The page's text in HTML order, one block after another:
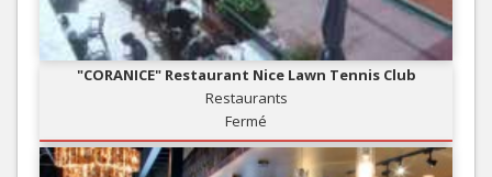
"CORANICE" Restaurant Nice Lawn Tennis Club
Restaurants
Fermé